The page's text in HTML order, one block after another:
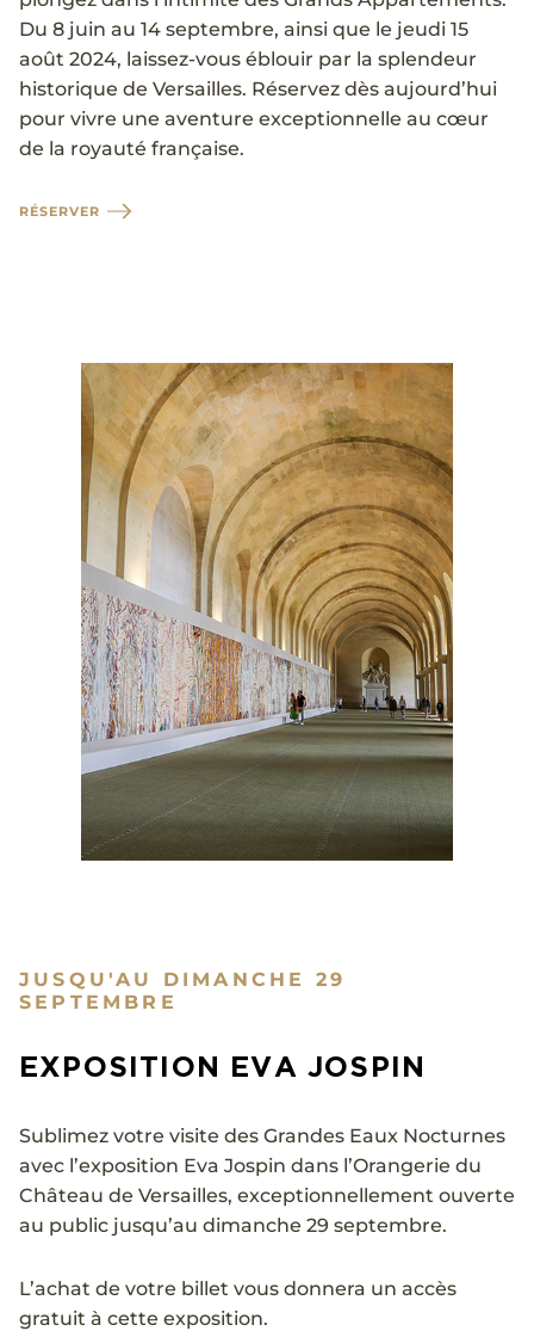
Du 8 juin au 14 septembre, ainsi que le jeudi 15
août 2024, laissez-vous éblouir par la splendeur
historique de Versailles. Réservez dès aujourd’hui
pour vivre une aventure exceptionnelle au cœur
de la royauté française.
RÉSERVER
JUSQU'AU DIMANCHE 29
SEPTEMBRE
EXPOSITION EVA JOSPIN
Sublimez votre visite des Grandes Eaux Nocturnes
avec l’exposition Eva Jospin dans l’Orangerie du
Château de Versailles, exceptionnellement ouverte
au public jusqu’au dimanche 29 septembre.
L’achat de votre billet vous donnera un accès
gratuit à cette exposition.